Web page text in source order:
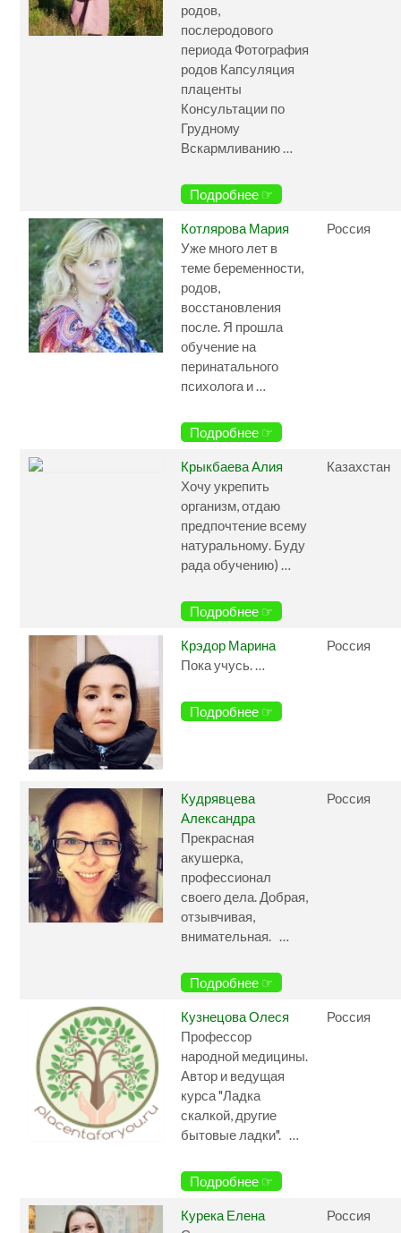
родов,
послеродового
периода Фотография
родов Капсуляция
плаценты
Консультации по
Грудному
Вскармливанию …
Подробнее ☞
Котлярова Мария
Уже много лет в
теме беременности,
родов,
восстановления
после. Я прошла
обучение на
перинатального
психолога и …
Подробнее ☞
Россия
Крыкбаева Алия
Хочу укрепить
организм, отдаю
предпочтение всему
натуральному. Буду
рада обучению) …
Подробнее ☞
Казахстан
Крэдор Марина
Пока учусь. …
Подробнее ☞
Россия
Кудрявцева
Александра
Прекрасная
акушерка,
профессионал
своего дела. Добрая,
отзывчивая,
внимательная. …
Подробнее ☞
Россия
Кузнецова Олеся
Профессор
народной медицины.
Автор и ведущая
курса "Ладка
скалкой, другие
бытовые ладки". …
Подробнее ☞
Россия
Курека Елена
Россия